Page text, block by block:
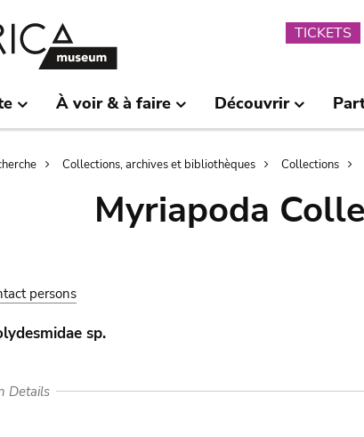
TICKETS
À voir & à faire Découvrir
Collections, archives et bibliothèques Collections
Myriapoda
persons
sp.
Details